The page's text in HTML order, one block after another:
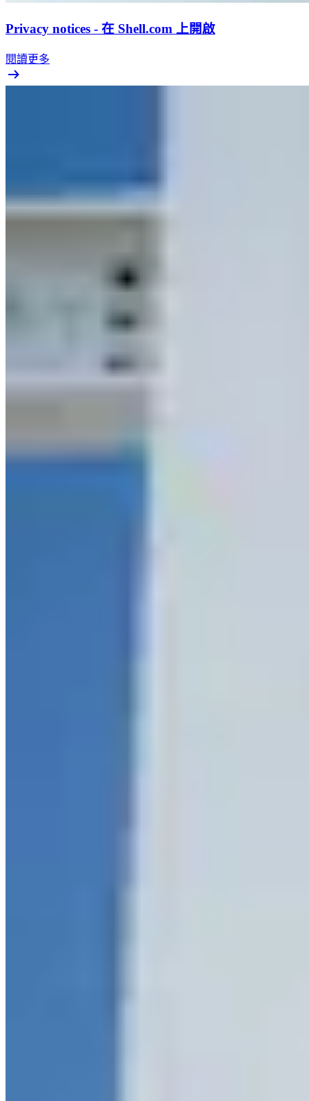
Privacy notices - 在 Shell.com 上開啟
閱讀更多